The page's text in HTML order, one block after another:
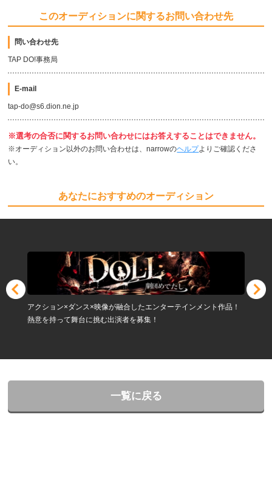
このオーディションに関するお問い合わせ先
問い合わせ先
TAP DO!事務局
E-mail
tap-do@s6.dion.ne.jp
※選考の合否に関するお問い合わせにはお答えすることはできません。
※オーディション以外のお問い合わせは、narrowのヘルプよりご確認くださ
い。
あなたにおすすめのオーディション
アクション×ダンス×映像が融合したエンターテインメント作品！
熱意を持って舞台に挑む出演者を募集！
一覧に戻る